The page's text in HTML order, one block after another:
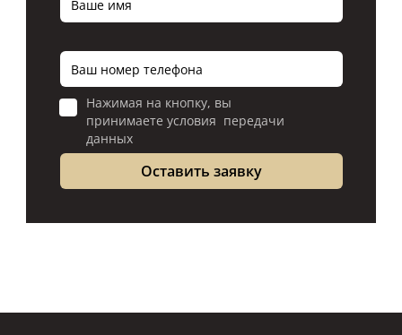
Нажимая на кнопку, вы
принимаете условия передачи
данных